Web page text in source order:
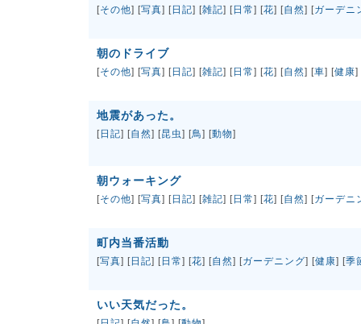
[その他] [写真] [日記] [雑記] [日常] [花] [自然] [ガーデニ
朝のドライブ
[その他] [写真] [日記] [雑記] [日常] [花] [自然] [車] [健康]
地震があった。
[日記] [自然] [昆虫] [鳥] [動物]
朝ウォーキング
[その他] [写真] [日記] [雑記] [日常] [花] [自然] [ガーデニ
町内当番活動
[写真] [日記] [日常] [花] [自然] [ガーデニング] [健康] [季
いい天気だった。